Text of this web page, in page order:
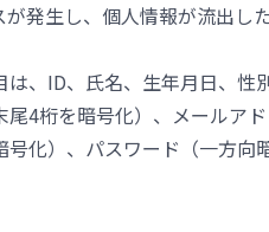
発生し、個人情報が流出し
は、ID、氏名、生年月日、性
4桁を暗号化）、メールア
化）、パスワード（一方